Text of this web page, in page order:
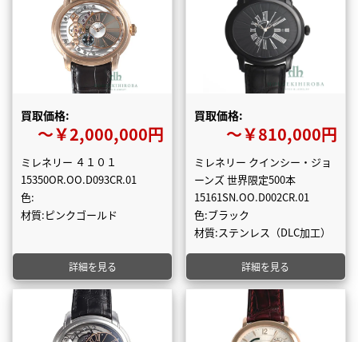
買取価格:
〜￥2,000,000円
ミレネリー ４１０１
15350OR.OO.D093CR.01
色:
材質:ピンクゴールド
詳細を見る
買取価格:
〜￥810,000円
ミレネリー クインシー・ジョ
ーンズ 世界限定500本
15161SN.OO.D002CR.01
色:ブラック
材質:ステンレス（DLC加工）
詳細を見る